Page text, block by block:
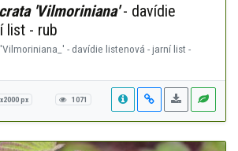
'Vilmoriniana'- davídie
list - rub
- davídie listenová - jarní list -
px 1071